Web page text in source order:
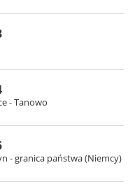
- Tanowo
- granica państwa (Niemcy)